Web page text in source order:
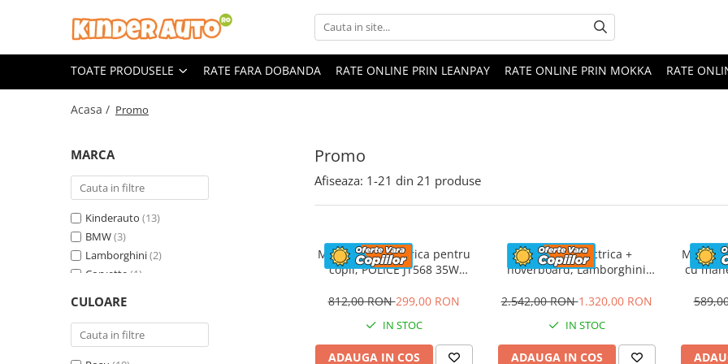
Toate Produsele
Produse in stoc
Masinute electrice
ATV & UTV Electrice
Vehicule electrice adulti
Vehicule speciale copii
Motociclete Drift-Trike
Masinute electrice Mercedes
Masinute electrice tip SUV
Piese & Accesorii
Jucarii RC cu telecomanda
TOATE PRODUSELE RATE FARA DOBANDA RATE ONLINE PRIN LEANPAY RATE ONLINE PRIN MOKKA RATE
Acasa / Promo
Promo
MARCA
Kinderauto (13)
BMW(3)
Lamborghini(2)
Corvette (1)
Mercedes
CULOARE
Afiseaza: 1-21 din 21 produse
Motocicleta electrica pentru
copii, POLICE JT568 35W
812,00 RON299,00 RON
IN STOC
ADAUGA IN COS
Masinuta electrica +
hoverboard, Lamborghini
premium, Rosu
2.542,00 RON1.320,00 RON
IN STOC
ADAUGA IN COS
cu